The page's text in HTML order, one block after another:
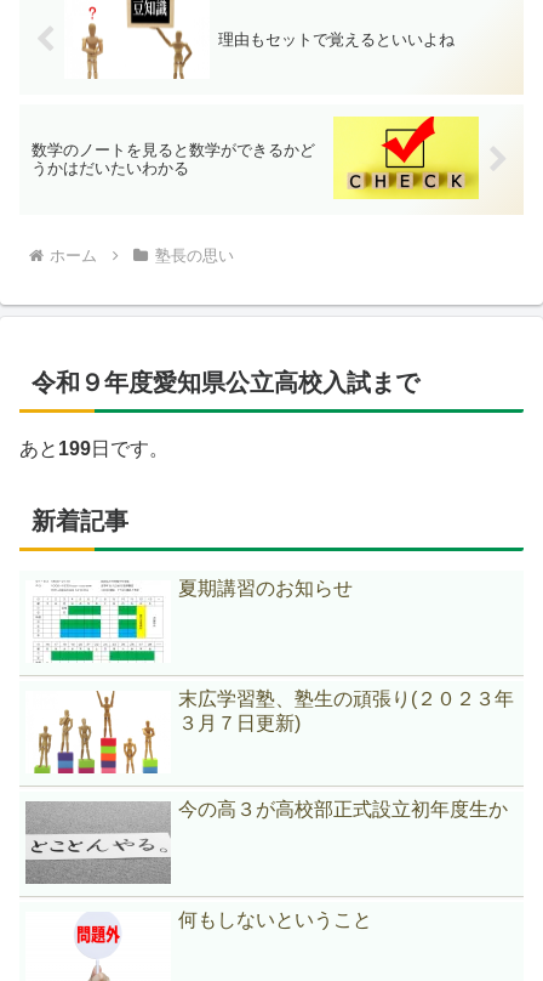
理由もセットで覚えるといいよね
数学のノートを見ると数学ができるかど
うかはだいたいわかる
ホーム 塾長の思い
令和９年度愛知県公立高校入試まで
あと 199日です。
新着記事
夏期講習のお知らせ
末広学習塾、塾生の頑張り(２０２３年
３月７日更新)
今の高３が高校部正式設立初年度生か
何もしないということ